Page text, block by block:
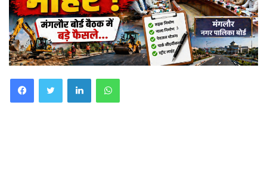
FacebookTwitter LinkedInWhatsApp